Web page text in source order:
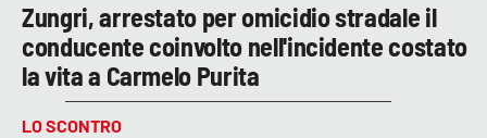
Zungri, arrestato per omicidio stradale il
conducente coinvolto nell'incidente costato
la vita a Carmelo Purita
LO SCONTRO